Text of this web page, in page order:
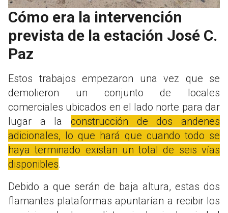
Cómo era la intervención
prevista de la estación José C.
Paz
Estos trabajos empezaron una vez que se
demolieron un conjunto de locales
comerciales ubicados en el lado norte para dar
lugar a la construcción de dos andenes
adicionales, lo que hará que cuando todo se
haya terminado existan un total de seis vías
disponibles.
Debido a que serán de baja altura, estas dos
flamantes plataformas apuntarían a recibir los